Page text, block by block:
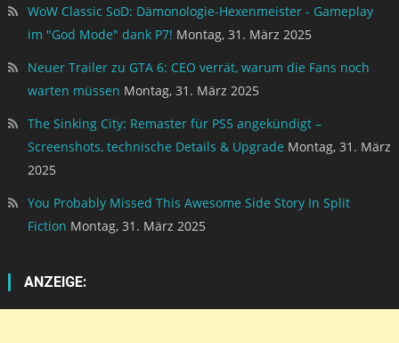
WoW Classic SoD: Dämonologie-Hexenmeister - Gameplay
im "God Mode" dank P7! Montag, 31. März 2025
Neuer Trailer zu GTA 6: CEO verrät, warum die Fans noch
warten müssen Montag, 31. März 2025
The Sinking City: Remaster für PS5 angekündigt –
Screenshots, technische Details & Upgrade Montag, 31. März
2025
You Probably Missed This Awesome Side Story In Split
Fiction Montag, 31. März 2025
ANZEIGE: